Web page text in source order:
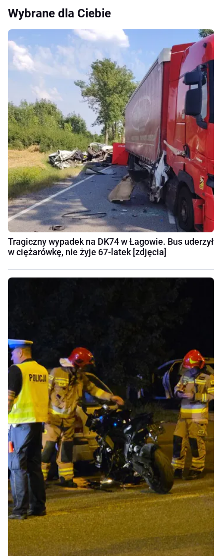
Wybrane dla Ciebie
Tragiczny wypadek na DK74 w Łagowie. Bus uderzył
w ciężarówkę, nie żyje 67-latek [zdjęcia]